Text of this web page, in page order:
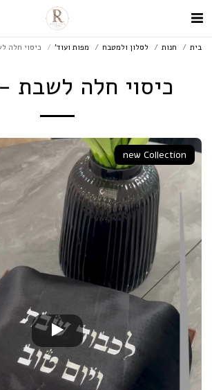
בית חנות לסלון ולמטבח מפות ועוד' כיסוי חלה
כיסוי חלה לשבת
new Collection